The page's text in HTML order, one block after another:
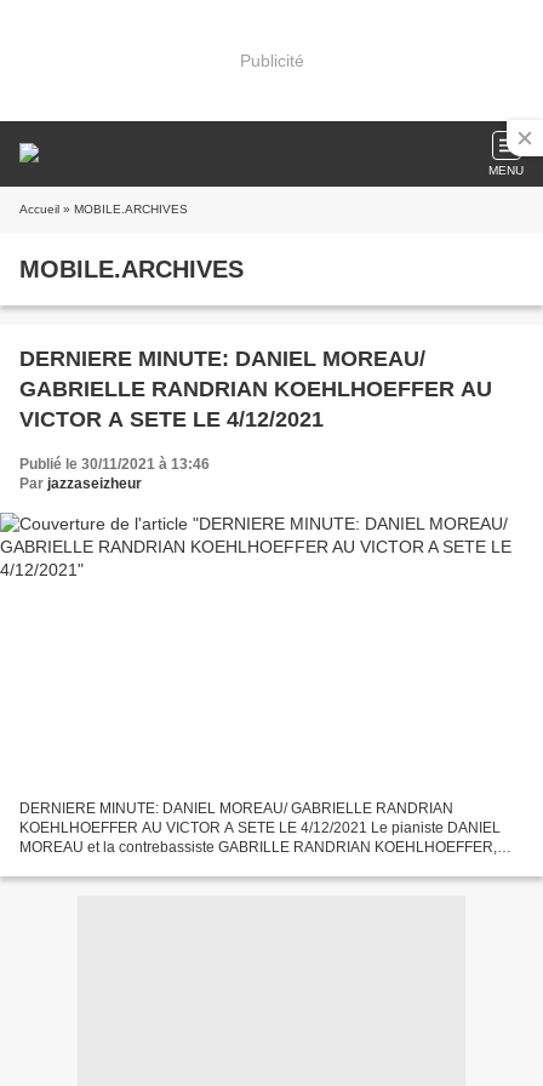
Publicité
MENU
Accueil » MOBILE.ARCHIVES
MOBILE.ARCHIVES
DERNIERE MINUTE: DANIEL MOREAU/
GABRIELLE RANDRIAN KOEHLHOEFFER AU
VICTOR A SETE LE 4/12/2021
Publié le 30/11/2021 à 13:46
Par jazzaseizheur
DERNIERE MINUTE: DANIEL MOREAU/ GABRIELLE RANDRIAN
KOEHLHOEFFER AU VICTOR A SETE LE 4/12/2021 Le pianiste DANIEL
MOREAU et la contrebassiste GABRILLE RANDRIAN KOEHLHOEFFER,
samedi...